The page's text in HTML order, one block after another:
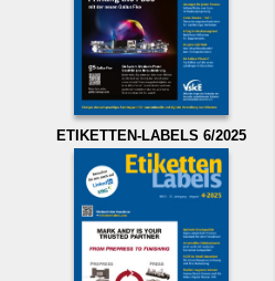
ETIKETTEN-LABELS 6/2025